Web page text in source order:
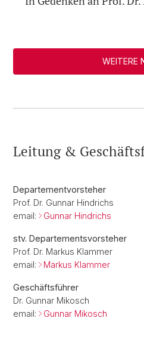
WEITERE
Leitung &
Departementvorsteher
Prof. Dr. Gunnar Hindrichs
email:
Gunnar Hindrichs
stv. Departementsvorsteher
Prof. Dr. Markus Klammer
email:
Markus Klammer
Geschäftsführer
Dr. Gunnar Mikosch
email:
Gunnar Mikosch